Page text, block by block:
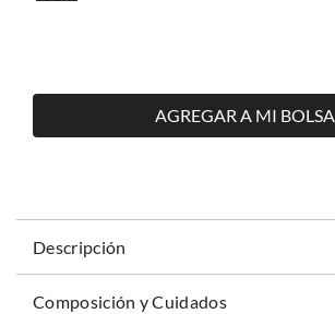
AGREGAR A MI BOLSA
Descripción
Composición y Cuidados